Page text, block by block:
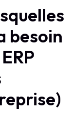
besoin